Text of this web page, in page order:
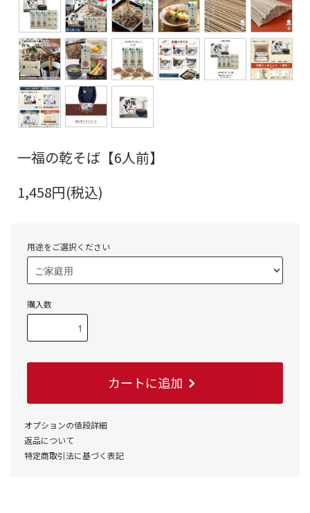
一福の乾そば【6人前】
1,458円(税込)
用途をご選択ください
購入数
カートに追加
オプションの値段詳細
返品について
特定商取引法に基づく表記